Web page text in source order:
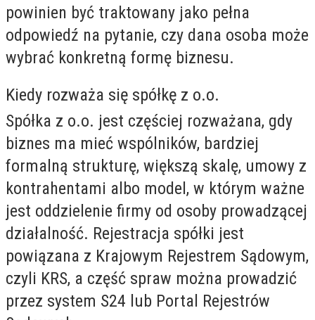
powinien być traktowany jako pełna
odpowiedź na pytanie, czy dana osoba może
wybrać konkretną formę biznesu.
Kiedy rozważa się spółkę z o.o.
Spółka z o.o. jest częściej rozważana, gdy
biznes ma mieć wspólników, bardziej
formalną strukturę, większą skalę, umowy z
kontrahentami albo model, w którym ważne
jest oddzielenie firmy od osoby prowadzącej
działalność. Rejestracja spółki jest
powiązana z Krajowym Rejestrem Sądowym,
czyli KRS, a część spraw można prowadzić
przez system S24 lub Portal Rejestrów